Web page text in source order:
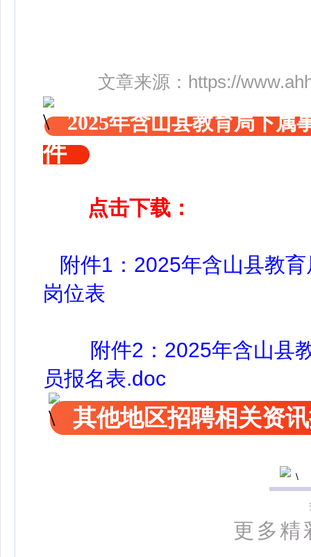
文章来源： https://
2025年含山县教育局下属
件
点击下载：
附件1：2025年含山县教
岗位表
附件2：2025年含山县教
员报名表.doc
其他地区招聘相关资
更多精